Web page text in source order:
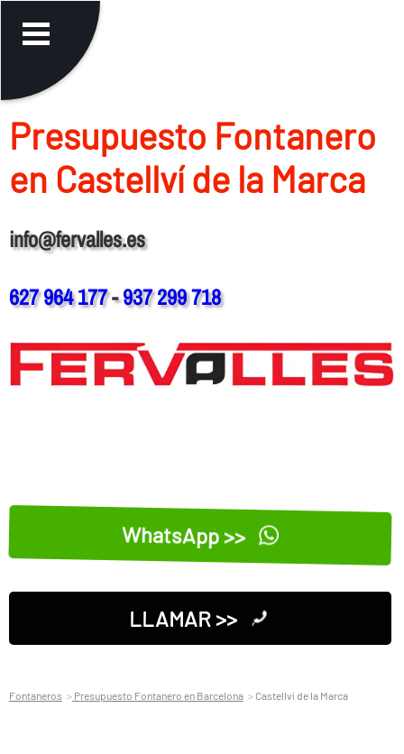
Presupuesto Fontanero
en Castellví de la Marca
info@fervalles.es
627 964 177-937 299 718
WhatsApp >>
LLAMAR >>
Fontaneros Presupuesto Fontanero en Barcelona Castellví de la Marca